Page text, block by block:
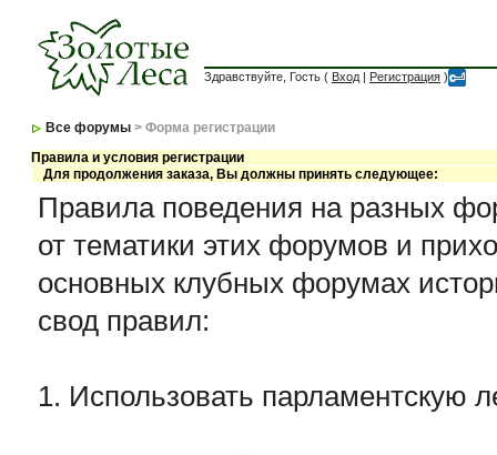
Здравствуйте, Гость ( Вход | Регистрация )
Все форумы > Форма регистрации
Правила и условия регистрации
Для продолжения заказа, Вы должны принять следующее:
Правила поведения на разных
от тематики этих форумов и
основных клубных форумах
свод правил:
1. Использовать парламентскую